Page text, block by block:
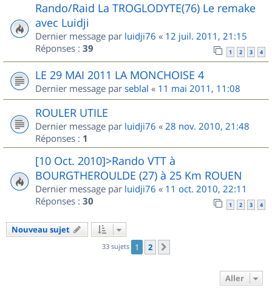
Rando/Raid La TROGLODYTE(76) Le remake
avec Luidji
Dernier message par luidji76 « 12 juil. 2011, 21:15
Réponses : 39 1 2 3 4
LE 29 MAI 2011 LA MONCHOISE 4
Dernier message par seblal « 11 mai 2011, 11:08
ROULER UTILE
Dernier message par luidji76 « 28 nov. 2010, 21:48
Réponses : 1
[10 Oct. 2010]>Rando VTT à
BOURGTHEROULDE (27) à 25 Km ROUEN
Dernier message par luidji76 « 11 oct. 2010, 22:11
Réponses : 30 1 2 3 4
Nouveau sujet
33 sujets 1 2
Aller